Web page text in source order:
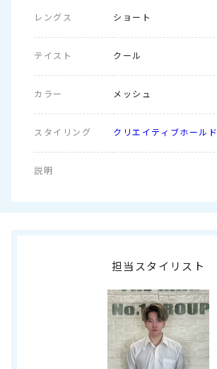
レングス ショート
テイスト クール
カラー メッシュ
スタイリング クリエイティブホールド
説明
担当スタイリスト